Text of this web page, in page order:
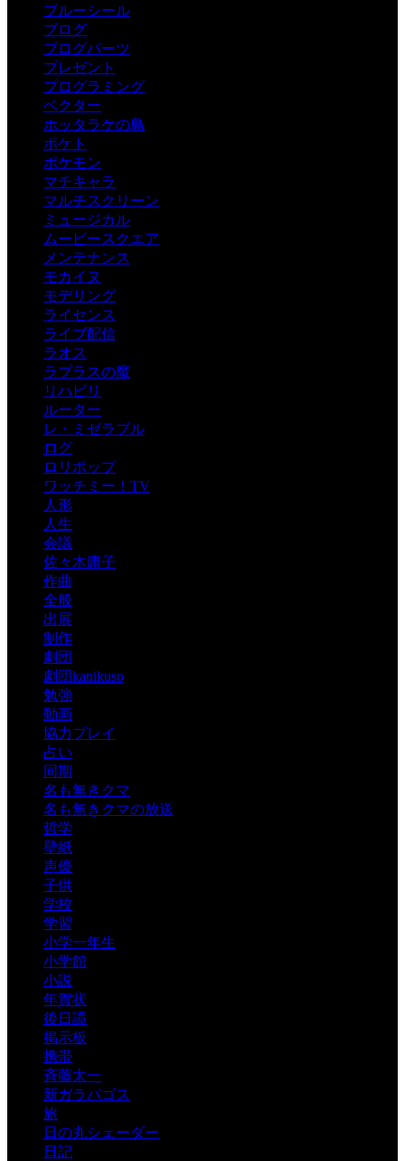
ブルーシール
ブログ
ブログパーツ
プレゼント
プログラミング
ベクター
ホッタラケの島
ポケト
ポケモン
マチキャラ
マルチスクリーン
ミュージカル
ムービースクエア
メンテナンス
モカイヌ
モデリング
ライセンス
ライブ配信
ラオス
ラプラスの魔
リハビリ
ルーター
レ・ミゼラブル
ログ
ロリポップ
ワッチミー！TV
人形
人生
会議
佐々木庸子
作曲
全般
出展
制作
劇団
劇団kanikuso
勉強
動画
協力プレイ
占い
同期
名も無きクマ
名も無きクマの放送
哲学
壁紙
声優
子供
学校
学習
小学一年生
小学館
小説
年賀状
後日譚
掲示板
携帯
斉藤太一
新ガラパゴス
旅
日の丸シェーダー
日記